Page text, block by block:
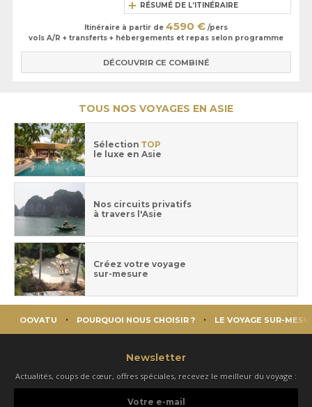
RÉSUMÉ DE L’ITINÉRAIRE
Itinéraire à partir de 4590 € /pers
vols A/R + transferts + hébergements et repas selon programme
DÉCOUVRIR CE COMBINÉ
TOUS NOS VOYAGES EN ASIE
Sélection TOP
le luxe en Asie
Nos circuits privatifs
à travers l'Asie
Créez votre voyage
sur-mesure
OOVATU POURQUOI NOUS CHOISIR ? LE VOYAGE SUR-
Newsletter
Actualités, coups de cœur, offres spéciales, recevez le meilleur du voyage :